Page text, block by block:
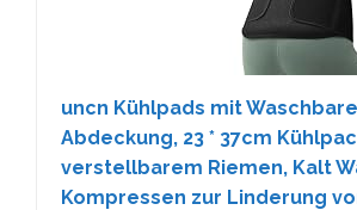
uncn Kühlpads mit
Abdeckung, 23 * 37cm
verstellbarem Riemen, Kalt
Kompressen zur Linderung